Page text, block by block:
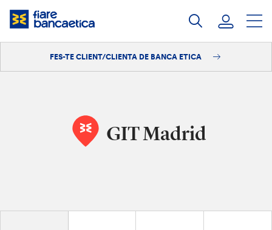
Salta
Iniciar sessióFES-TE CLIENT/CLIENTA DE BANCA ETICA
GIT Madrid